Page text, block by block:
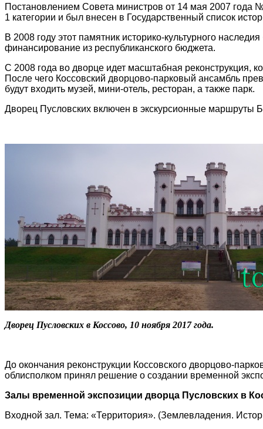
Постановлением Совета министров от 14 мая 2007 года
1 категории и был внесен в Государственный список
В 2008 году этот памятник историко-культурного
финансирование из республиканского бюджета.
С 2008 года во дворце идет масштабная реконструкция,
После чего Коссовский дворцово-парковый ансамбль
будут входить музей, мини-отель, ресторан, а также парк.
Дворец Пусловских включен в экскурсионные маршруты
Дворец Пусловских в Коссово, 10 ноября 2017 года.
До окончания реконструкции Коссовского дворцово-
облисполком принял решение о создании временной
Залы временной экспозиции дворца Пусловских в
Входной зал. Тема: «Территория». (Землевладения.